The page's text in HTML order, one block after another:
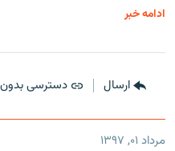
ادامه خبر
ارسال دسترسی
مرداد ۰۱, ۱۳۹۷